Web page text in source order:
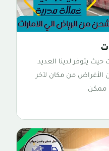
يتوفر لدينا العديد
من مكان لآخر
ممكن